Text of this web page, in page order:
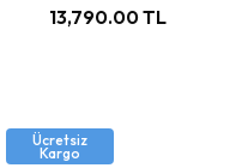
13,790.00 TL
Ücretsiz
Kargo